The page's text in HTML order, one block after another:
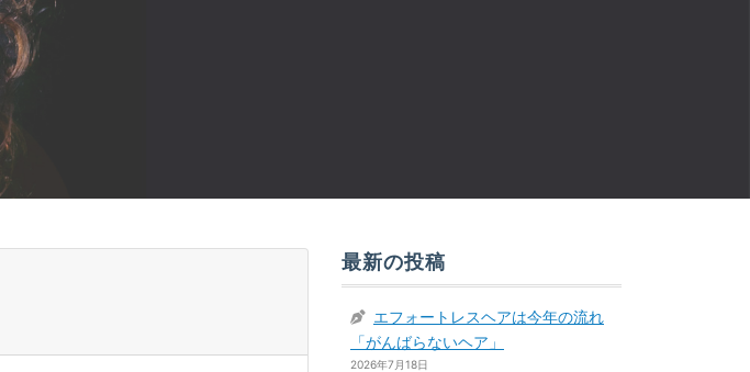
最新の投稿
エフォートレスヘアは今年の流れ
「がんばらないヘア」
2026年7月18日